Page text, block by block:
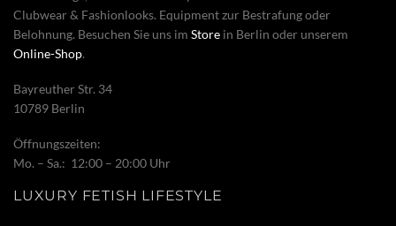
Clubwear & Fashionlooks. Equipment zur Bestrafung oder
Belohnung. Besuchen Sie uns im Store in Berlin oder unserem
Online-Shop.
Bayreuther Str. 34
10789 Berlin
Öffnungszeiten:
Mo. – Sa.: 12:00 – 20:00 Uhr
LUXURY FETISH LIFESTYLE